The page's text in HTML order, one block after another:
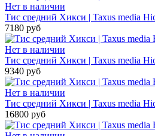
Нет в наличии
Тис средний Хикси | Taxus media
7180 руб
Нет в наличии
Тис средний Хикси | Taxus media
9340 руб
Нет в наличии
Тис средний Хикси | Taxus media
16800 руб